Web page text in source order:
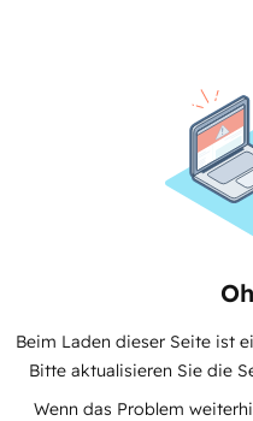
Beim Laden dieser Seite ist
Bitte aktualisieren Sie die
Wenn das Problem